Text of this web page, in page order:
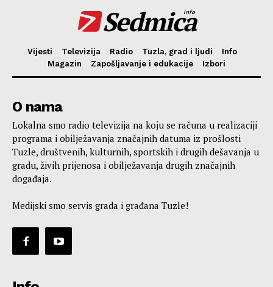
Sedmica
info
Vijesti Televizija Radio Tuzla, grad i ljudi
Info
Magazin
Zapošljavanje i edukacije Izbori
O nama
Lokalna smo radio televizija na koju se računa u realizaciji
programa i obilježavanja značajnih datuma iz prošlosti
Tuzle, društvenih, kulturnih, sportskih i drugih dešavanja u
gradu, živih prijenosa i obilježavanja drugih značajnih
događaja.
Medijski smo servis grada i građana Tuzle!